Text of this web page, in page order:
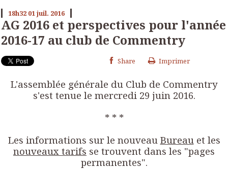
18h32 01juil. 2016
AG 2016 et perspectives pour l'année
2016-17 au club de Commentry
Share Imprimer
L'assemblée générale du Club de Commentry
s'est tenue le mercredi 29 juin 2016.
* * *
Les informations sur le nouveau Bureauet les
nouveaux tarifs se trouvent dans les "pages
permanentes".